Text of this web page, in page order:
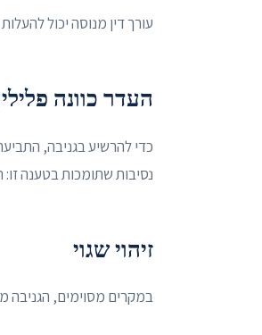
עורך דין מנוסה יכול
העדר כוונה
כדי להרשיע בגניבה,
נסיבות שתומכות בטענה
זיהוי שגוי
במקרים מסוימים, הגניבה